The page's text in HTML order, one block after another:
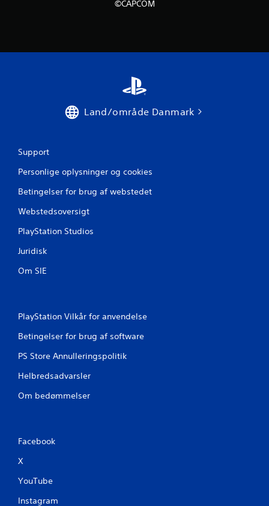
e
©CAPCOM
Land/område Danmark
Support
Personlige oplysninger og cookies
Betingelser for brug af webstedet
Webstedsoversigt
PlayStation Studios
Juridisk
Om SIE
PlayStation Vilkår for anvendelse
Betingelser for brug af software
PS Store Annulleringspolitik
Helbredsadvarsler
Om bedømmelser
Facebook
X
YouTube
Instagram